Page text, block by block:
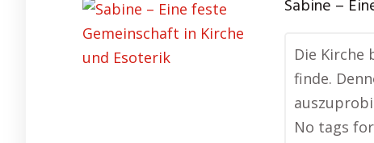
Sabine –
Die Kirche
finde.
No tags